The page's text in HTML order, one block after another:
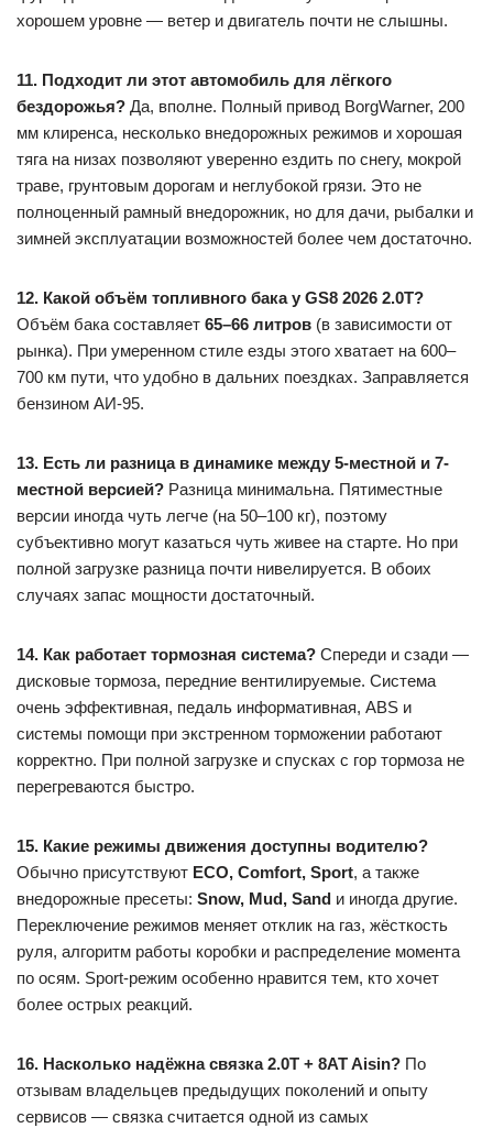
хорошем уровне — ветер и двигатель почти не слышны.
11. Подходит ли этот автомобиль для лёгкого
бездорожья? Да, вполне. Полный привод BorgWarner, 200
мм клиренса, несколько внедорожных режимов и хорошая
тяга на низах позволяют уверенно ездить по снегу, мокрой
траве, грунтовым дорогам и неглубокой грязи. Это не
полноценный рамный внедорожник, но для дачи, рыбалки и
зимней эксплуатации возможностей более чем достаточно.
12. Какой объём топливного бака у GS8 2026 2.0T?
Объём бака составляет 65–66 литров (в зависимости от
рынка). При умеренном стиле езды этого хватает на 600–
700 км пути, что удобно в дальних поездках. Заправляется
бензином АИ-95.
13. Есть ли разница в динамике между 5-местной и 7-
местной версией? Разница минимальна. Пятиместные
версии иногда чуть легче (на 50–100 кг), поэтому
субъективно могут казаться чуть живее на старте. Но при
полной загрузке разница почти нивелируется. В обоих
случаях запас мощности достаточный.
14. Как работает тормозная система? Спереди и сзади —
дисковые тормоза, передние вентилируемые. Система
очень эффективная, педаль информативная, ABS и
системы помощи при экстренном торможении работают
корректно. При полной загрузке и спусках с гор тормоза не
перегреваются быстро.
15. Какие режимы движения доступны водителю?
Обычно присутствуют ECO, Comfort, Sport, а также
внедорожные пресеты: Snow, Mud, Sand и иногда другие.
Переключение режимов меняет отклик на газ, жёсткость
руля, алгоритм работы коробки и распределение момента
по осям. Sport-режим особенно нравится тем, кто хочет
более острых реакций.
16. Насколько надёжна связка 2.0T + 8AT Aisin? По
отзывам владельцев предыдущих поколений и опыту
сервисов — связка считается одной из самых